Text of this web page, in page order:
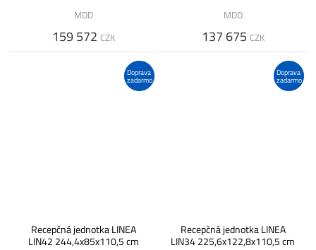
MDD
159 572 CZK
MDD
137 675 CZK
Doprava
zadarmo
Recepčná jednotka LINEA
LIN42 244,4x85x110,5 cm
Doprava
zadarmo
Recepčná jednotka LINEA
LIN34 225,6x122,8x110,5 cm